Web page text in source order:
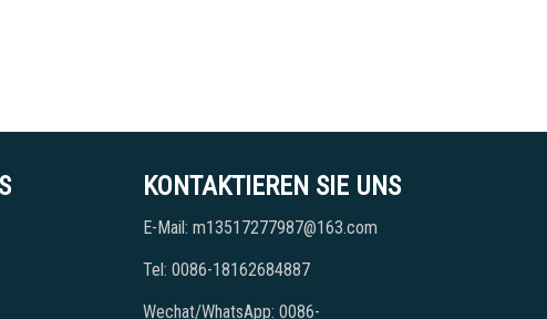
KONTAKTIEREN SIE UNS
E-Mail: m13517277987@163.com
Tel: 0086-18162684887
Wechat/WhatsApp: 0086-